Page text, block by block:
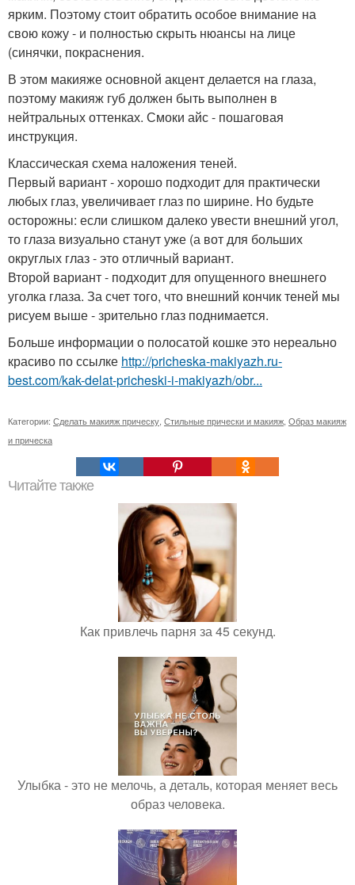
ярким. Поэтому стоит обратить особое внимание на
свою кожу - и полностью скрыть нюансы на лице
(синячки, покраснения.
В этом макияже основной акцент делается на глаза,
поэтому макияж губ должен быть выполнен в
нейтральных оттенках. Смоки айс - пошаговая
инструкция.
Классическая схема наложения теней.
Первый вариант - хорошо подходит для практически
любых глаз, увеличивает глаз по ширине. Но будьте
осторожны: если слишком далеко увести внешний угол,
то глаза визуально станут уже (а вот для больших
округлых глаз - это отличный вариант.
Второй вариант - подходит для опущенного внешнего
уголка глаза. За счет того, что внешний кончик теней мы
рисуем выше - зрительно глаз поднимается.
Больше информации о полосатой кошке это нереально
красиво по ссылке http://pricheska-makiyazh.ru-
best.com/kak-delat-pricheski-i-makiyazh/obr...
Категории: Сделать макияж прическу Стильные прически и макияж Образ макияж
и прическа
Читайте также
Как привлечь парня за 45 секунд.
Улыбка - это не мелочь, а деталь, которая меняет весь
образ человека.